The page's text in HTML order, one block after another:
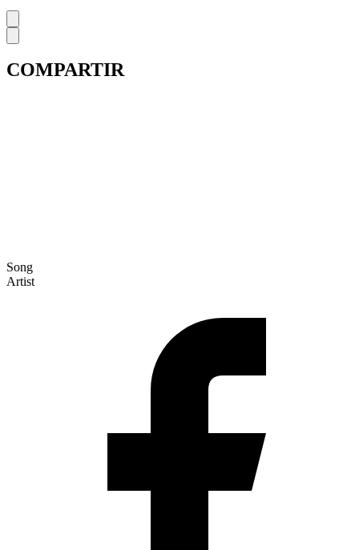
COMPARTIR
Song
Artist